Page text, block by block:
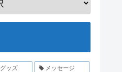
グッズ メッセージ